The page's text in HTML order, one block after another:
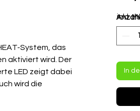
System, das
aktiviert wird. Der
LED zeigt dabei
wird die
In
inkl.